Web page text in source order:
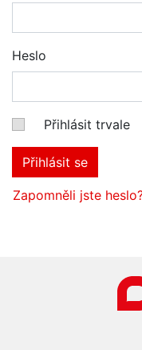
Heslo
Přihlásit trvale
Přihlásit se
Zapomněli jste